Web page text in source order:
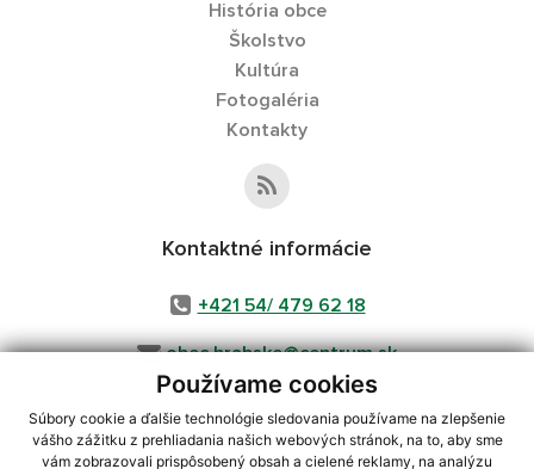
Používame cookies
Súbory cookie a ďalšie technológie sledovania používame na zlepšenie
vášho zážitku z prehliadania našich webových stránok, na to, aby sme
vám zobrazovali prispôsobený obsah a cielené reklamy, na analýzu
História obce
Školstvo
Kultúra
Fotogaléria
Kontakty
Kontaktné informácie
+421 54/ 479 62 18
obec.hrabske@centrum.sk
využite možnosť získavania aktuálnych informácií s využitím RSS